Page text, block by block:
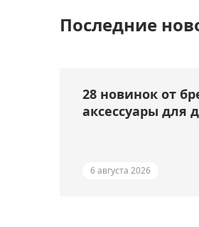
Последние
28 новинок от
аксессуары для
6 августа 2026